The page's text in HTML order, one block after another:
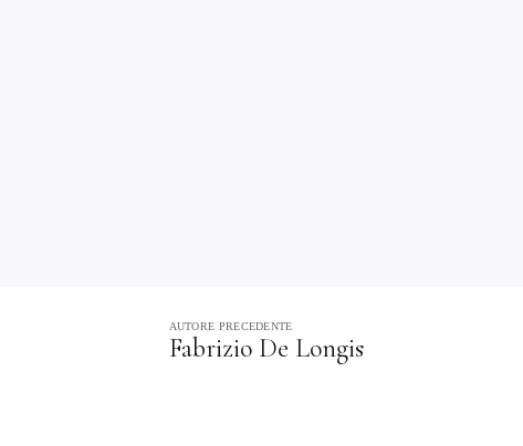
AUTORE PRECEDENTE
Fabrizio De Longis